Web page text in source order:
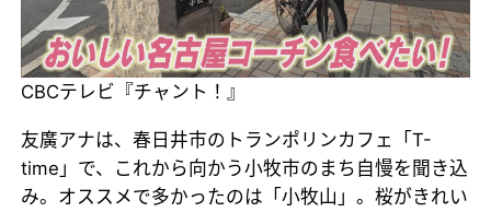
CBCテレビ『チャント！』
友廣アナは、春日井市のトランポリンカフェ「T-
time」で、これから向かう小牧市のまち自慢を聞き込
み。オススメで多かったのは「小牧山」。桜がきれい